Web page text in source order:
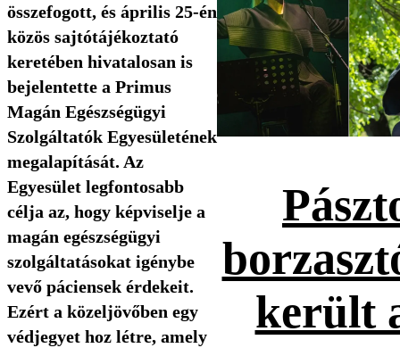
összefogott, és április 25-én
közös sajtótájékoztató
keretében hivatalosan is
bejelentette a Primus
Magán Egészségügyi
Szolgáltatók Egyesületének
megalapítását. Az
Egyesület legfontosabb
célja az, hogy képviselje a
magán egészségügyi
szolgáltatásokat igénybe
vevő páciensek érdekeit.
Ezért a közeljövőben egy
védjegyet hoz létre, amely
került